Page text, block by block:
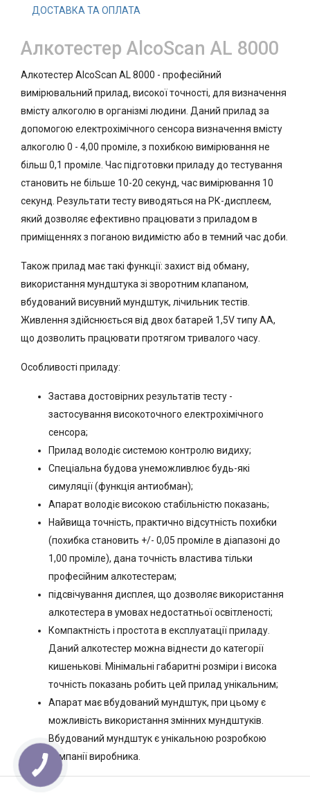
ДОСТАВКА ТА ОПЛАТА
Алкотестер AlcoScan AL 8000
Алкотестер AlcoScan AL 8000 - професійний
вимірювальний прилад, високої точності, для визначення
вмісту алкоголю в організмі людини. Даний прилад за
допомогою електрохімічного сенсора визначення вмісту
алкоголю 0 - 4,00 проміле, з похибкою вимірювання не
більш 0,1 проміле. Час підготовки приладу до тестування
становить не більше 10-20 секунд, час вимірювання 10
секунд. Результати тесту виводяться на РК-дисплеєм,
який дозволяє ефективно працювати з приладом в
приміщеннях з поганою видимістю або в темний час доби.
Також прилад має такі функції: захист від обману,
використання мундштука зі зворотним клапаном,
вбудований висувний мундштук, лічильник тестів.
Живлення здійснюється від двох батарей 1,5V типу АА,
що дозволить працювати протягом тривалого часу.
Особливості приладу:
Застава достовірних результатів тесту -
застосування високоточного електрохімічного
сенсора;
Прилад володіє системою контролю видиху;
Спеціальна будова унеможливлює будь-які
симуляції (функція антиобман);
Апарат володіє високою стабільністю показань;
Найвища точність, практично відсутність похибки
(похибка становить +/- 0,05 проміле в діапазоні до
1,00 проміле), дана точність властива тільки
професійним алкотестерам;
підсвічування дисплея, що дозволяє використання
алкотестера в умовах недостатньої освітленості;
Компактність і простота в експлуатації приладу.
Даний алкотестер можна віднести до категорії
кишенькові. Мінімальні габаритні розміри і висока
точність показань робить цей прилад унікальним;
Апарат має вбудований мундштук, при цьому є
можливість використання змінних мундштуків.
Вбудований мундштук є унікальною розробкою
компанії виробника.